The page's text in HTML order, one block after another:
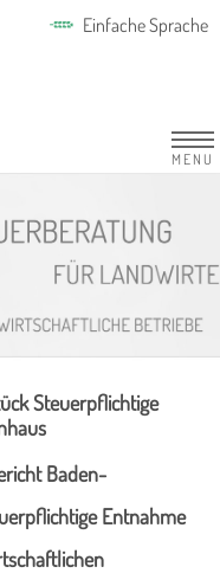
Einfache Sprache
MENU
Steuerpflichtige
Baden-
Entnahme